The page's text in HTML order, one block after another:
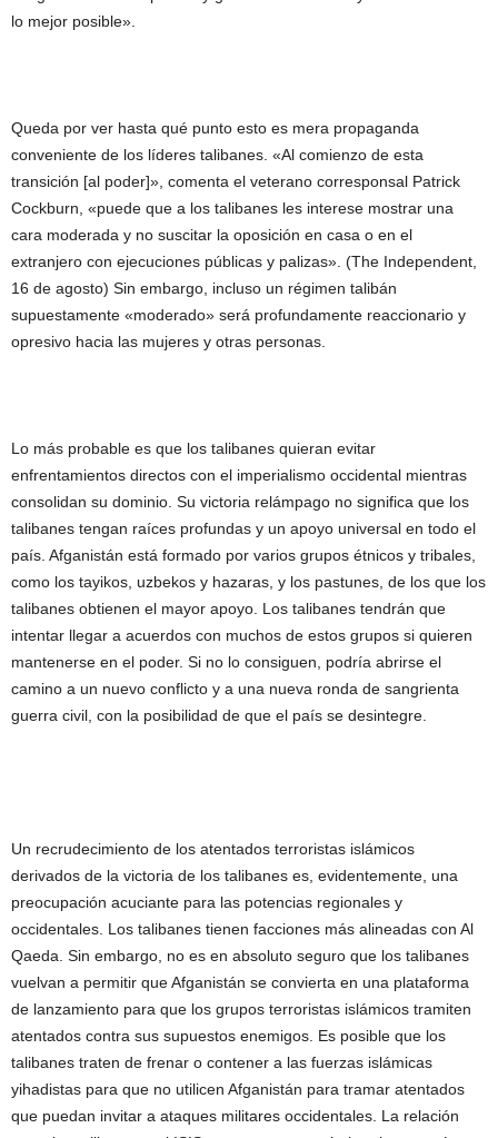
lo mejor posible».
Queda por ver hasta qué punto esto es mera propaganda
conveniente de los líderes talibanes. «Al comienzo de esta
transición [al poder]», comenta el veterano corresponsal Patrick
Cockburn, «puede que a los talibanes les interese mostrar una
cara moderada y no suscitar la oposición en casa o en el
extranjero con ejecuciones públicas y palizas». (The Independent,
16 de agosto) Sin embargo, incluso un régimen talibán
supuestamente «moderado» será profundamente reaccionario y
opresivo hacia las mujeres y otras personas.
Lo más probable es que los talibanes quieran evitar
enfrentamientos directos con el imperialismo occidental mientras
consolidan su dominio. Su victoria relámpago no significa que los
talibanes tengan raíces profundas y un apoyo universal en todo el
país. Afganistán está formado por varios grupos étnicos y tribales,
como los tayikos, uzbekos y hazaras, y los pastunes, de los que los
talibanes obtienen el mayor apoyo. Los talibanes tendrán que
intentar llegar a acuerdos con muchos de estos grupos si quieren
mantenerse en el poder. Si no lo consiguen, podría abrirse el
camino a un nuevo conflicto y a una nueva ronda de sangrienta
guerra civil, con la posibilidad de que el país se desintegre.
Un recrudecimiento de los atentados terroristas islámicos
derivados de la victoria de los talibanes es, evidentemente, una
preocupación acuciante para las potencias regionales y
occidentales. Los talibanes tienen facciones más alineadas con Al
Qaeda. Sin embargo, no es en absoluto seguro que los talibanes
vuelvan a permitir que Afganistán se convierta en una plataforma
de lanzamiento para que los grupos terroristas islámicos tramiten
atentados contra sus supuestos enemigos. Es posible que los
talibanes traten de frenar o contener a las fuerzas islámicas
yihadistas para que no utilicen Afganistán para tramar atentados
que puedan invitar a ataques militares occidentales. La relación